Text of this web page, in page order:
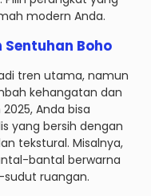
modern Anda.
Boho
tren utama, namun
kehangatan dan
Anda bisa
yang bersih dengan
tekstural. Misalnya,
bantal berwarna
ruangan.